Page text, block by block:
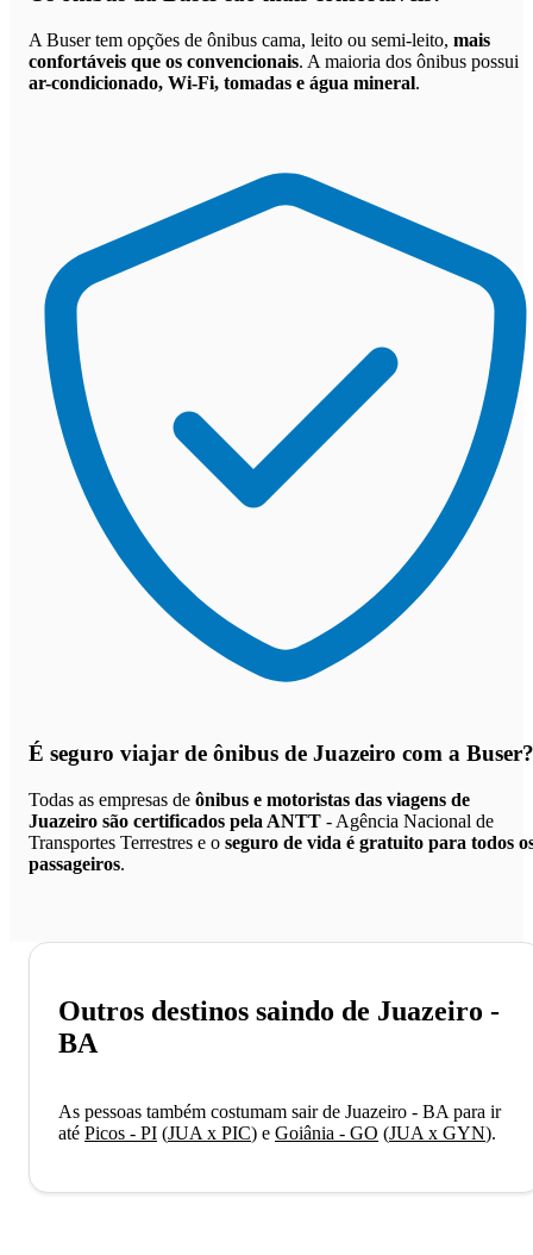
A Buser tem opções de ônibus cama, leito ou semi-leito, mais
confortáveis que os convencionais. A maioria dos ônibus possui
ar-condicionado, Wi-Fi, tomadas e água mineral.
É seguro viajar de ônibus de Juazeiro com a Buser?
Todas as empresas de ônibus e motoristas das viagens de
Juazeiro são certificados pela ANTT - Agência Nacional de
Transportes Terrestres e o seguro de vida é gratuito para todos
passageiros.
Outros destinos saindo de Juazeiro -
BA
As pessoas também costumam sair de Juazeiro - BA para ir
até Picos - PI (JUA x PIC) e Goiânia - GO (JUA x GYN).